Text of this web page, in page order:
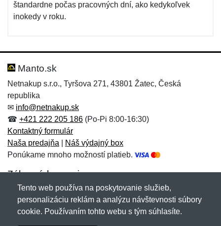
štandardne počas pracovných dní, ako kedykoľvek
inokedy v roku.
Manto.sk
Netnakup s.r.o., Tyršova 271, 43801 Žatec, Česká
republika
✉ info@netnakup.sk
☎ +421 222 205 186 (Po-Pi 8:00-16:30)
Kontaktný formulár
Naša predajňa
Náš výdajný box
Ponúkame mnoho možností platieb.
Zákaznícky servis
Novinky emailom
Tento web používa na poskytovanie služieb,
personalizáciu reklám a analýzu návštevnosti súbory
cookie. Používaním tohto webu s tým súhlasíte.